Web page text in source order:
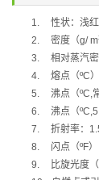
1.
性状：浅
2.
密度（g/ m
3.
相对蒸汽
4.
熔点（ºC）
5.
沸点（ºC,
6.
沸点（
7.
折射率：
8.
闪点（ºF）
9.
比旋光度（